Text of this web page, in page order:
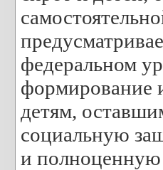
федеральном
формирование
детям,
социальную
и